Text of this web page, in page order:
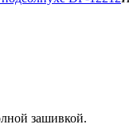
зашивкой.